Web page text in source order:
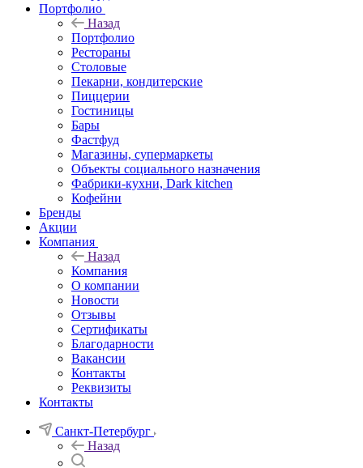
Портфолио
Назад
Портфолио
Рестораны
Столовые
Пекарни, кондитерские
Пиццерии
Гостиницы
Бары
Фастфуд
Магазины, супермаркеты
Объекты социального назначения
Фабрики-кухни, Dark kitchen
Кофейни
Бренды
Акции
Компания
Назад
Компания
О компании
Новости
Отзывы
Сертификаты
Благодарности
Вакансии
Контакты
Реквизиты
Контакты
Санкт-Петербург
Назад